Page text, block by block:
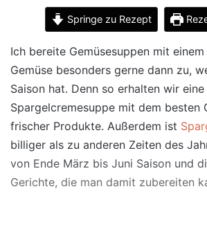
Springe zu Rezept
Ich bereite Gemüsesuppen mit
Gemüse besonders gerne dann zu,
Saison hat. Denn so erhalten wir eine
Spargelcremesuppe mit dem besten
frischer Produkte. Außerdem ist
billiger als zu anderen Zeiten des
von Ende März bis Juni Saison und
Gerichte, die man damit zubereiten